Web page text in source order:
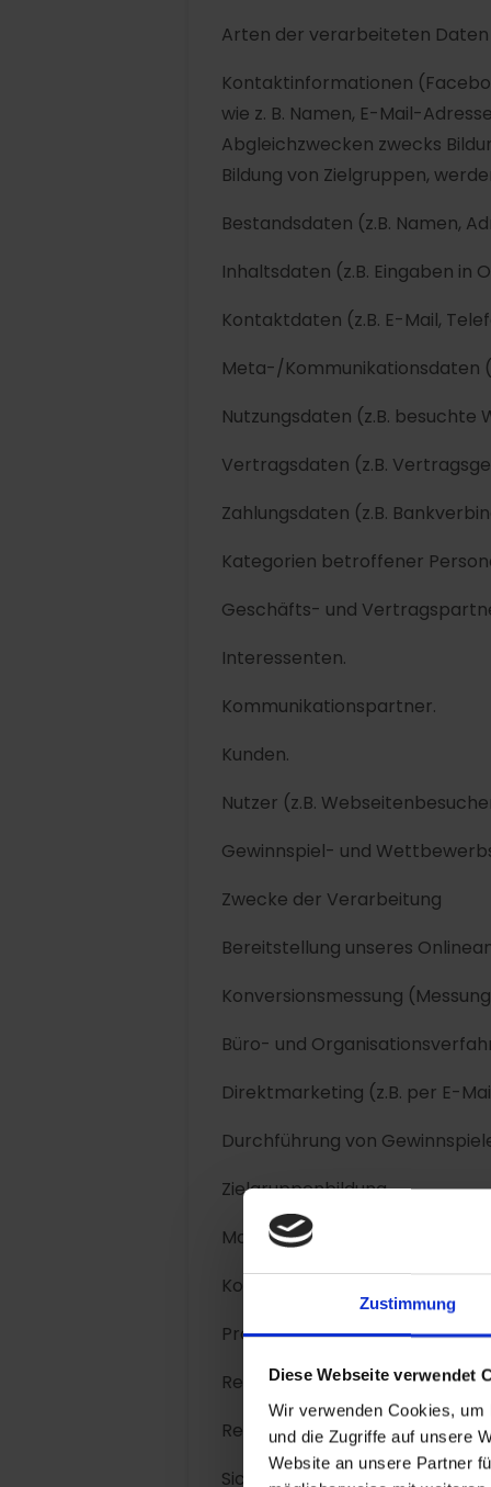
Zustimmung
Diese Webseite verwendet
Wir verwenden Cookies,
und die Zugriffe auf unsere
Website an unsere Partner
Arten der verarbeiteten Daten
Kontaktinformationen
wie z. B. Namen, E-Mail-
Abgleichzwecken zwecks
Bildung von Zielgruppen,
Bestandsdaten (z.B. Namen,
Inhaltsdaten (z.B. Eingaben in
Kontaktdaten (z.B. E-Mail,
Meta-/Kommunikationsdaten
Nutzungsdaten (z.B. besuchte
Vertragsdaten (z.B.
Zahlungsdaten (z.B.
Kategorien betroffener
Geschäfts- und
Interessenten.
Kommunikationspartner.
Kunden.
Nutzer (z.B.
Gewinnspiel- und
Zwecke der Verarbeitung
Bereitstellung unseres
Konversionsmessung
Büro- und
Direktmarketing (z.B. per E-
Durchführung von
Zielgruppenbildung.
Marketing.
Kontaktanfragen und
Profile mit nutzerbezogenen
Remarketing.
Reichweitenmessung (z.B.
Sicherheitsmaßnahmen.